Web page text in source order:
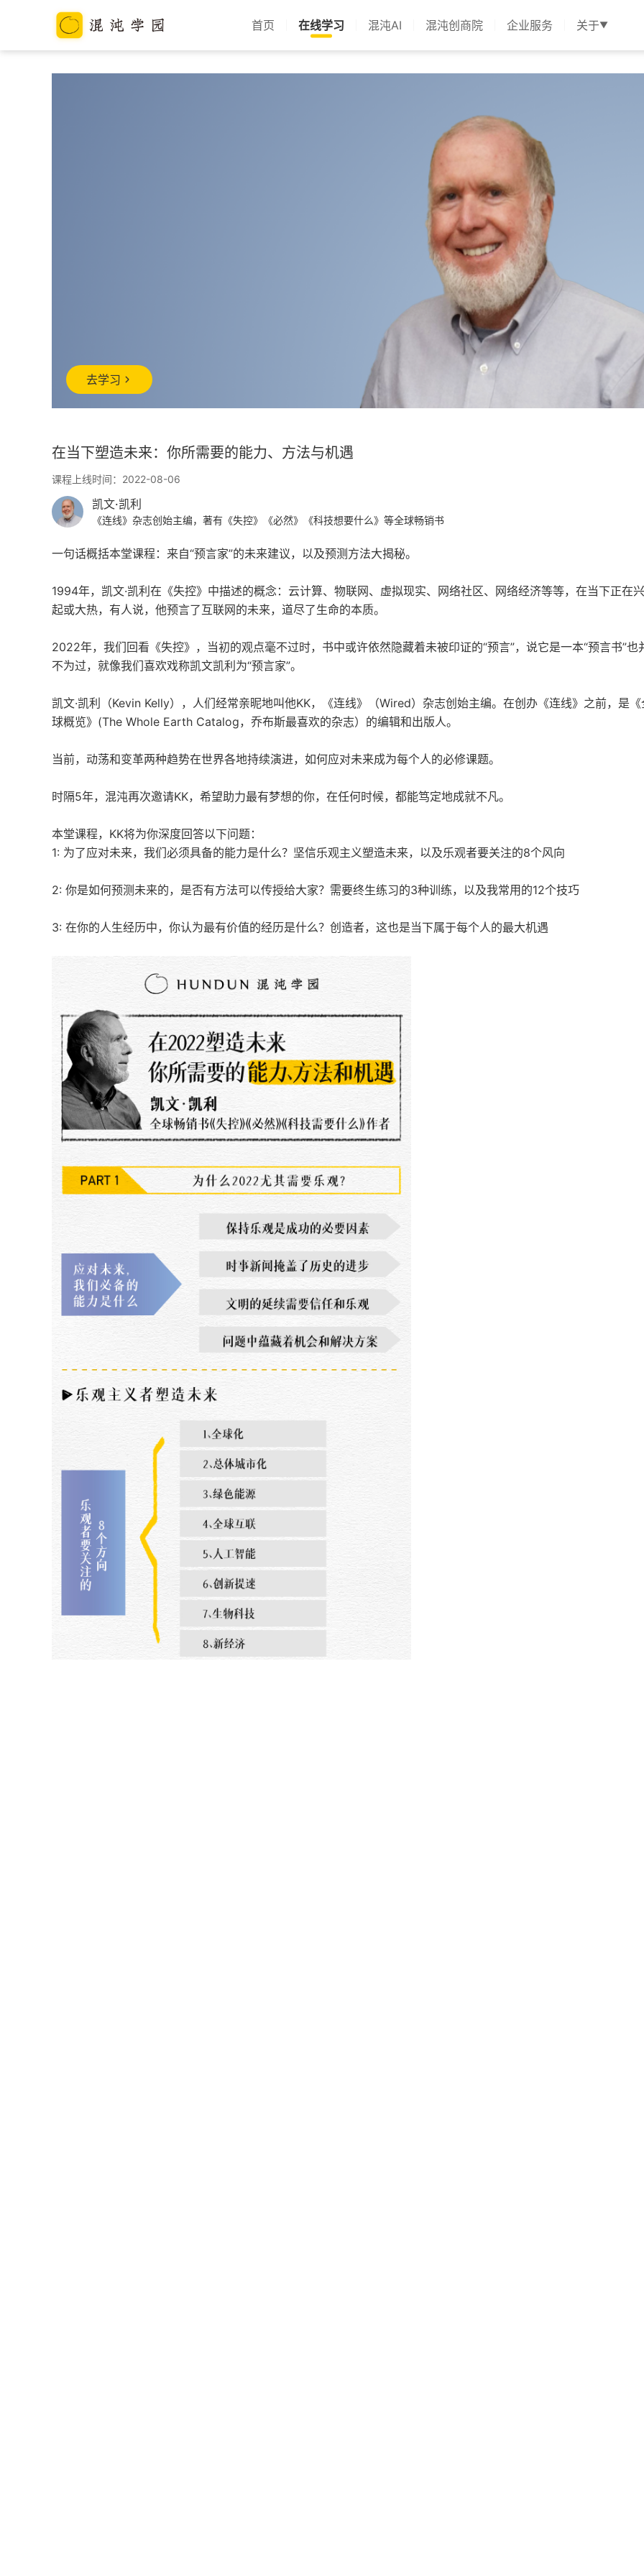
首页 在线学习 混沌AI 混沌创商院 企业服务 关于▼
去学习
在当下塑造未来：你所需要的能力、方法与机遇
课程上线时间：2022-08-06
凯文·凯利
《连线》杂志创始主编，著有《失控》《必然》《科技想要什么》等全球畅销书
一句话概括本堂课程：来自“预言家”的未来建议，以及预测方法大揭秘。
1994年，凯文·凯利在《失控》中描述的概念：云计算、物联网、虚拟现实、网络社区、网络经济等等，在当下正在兴
起或大热，有人说，他预言了互联网的未来，道尽了生命的本质。
2022年，我们回看《失控》，当初的观点毫不过时，书中或许依然隐藏着未被印证的“预言”，说它是一本“预言书”也
不为过，就像我们喜欢戏称凯文凯利为“预言家”。
凯文·凯利（Kevin Kelly），人们经常亲昵地叫他KK，《连线》（Wired）杂志创始主编。在创办《连线》之前，是《
球概览》(The Whole Earth Catalog，乔布斯最喜欢的杂志）的编辑和出版人。
当前，动荡和变革两种趋势在世界各地持续演进，如何应对未来成为每个人的必修课题。
时隔5年，混沌再次邀请KK，希望助力最有梦想的你，在任何时候，都能笃定地成就不凡。
本堂课程，KK将为你深度回答以下问题：
1: 为了应对未来，我们必须具备的能力是什么？坚信乐观主义塑造未来，以及乐观者要关注的8个风向
2: 你是如何预测未来的，是否有方法可以传授给大家？需要终生练习的3种训练，以及我常用的12个技巧
3: 在你的人生经历中，你认为最有价值的经历是什么？创造者，这也是当下属于每个人的最大机遇